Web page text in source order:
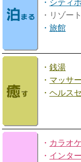
・ シティ
・リゾー
・ 旅館
・ 銭湯
・ マッサ
・ ヘルス
・ カラオケ
・ インタ